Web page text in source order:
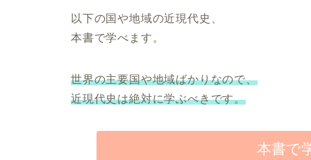
以下の国や地域の近現代史、
本書で学べます。
世界の主要国や地域ばかりなので、
近現代史は絶対に学ぶべきです。
本書で